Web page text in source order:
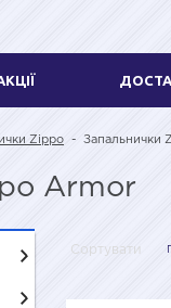
Zippo - Запальнички
Armor
Сортувати